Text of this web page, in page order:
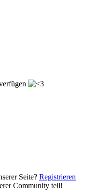
Seite? Registrieren
Community teil!